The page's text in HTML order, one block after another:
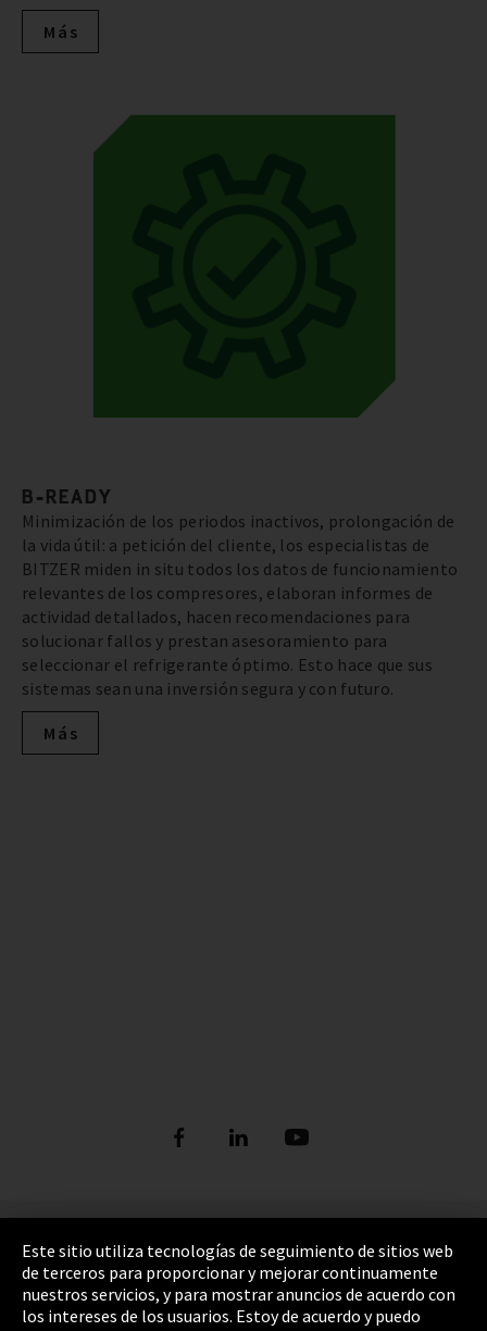
Más
B-READY
Minimización de los periodos inactivos, prolongación de
la vida útil: a petición del cliente, los especialistas de
BITZER miden in situ todos los datos de funcionamiento
relevantes de los compresores, elaboran informes de
actividad detallados, hacen recomendaciones para
solucionar fallos y prestan asesoramiento para
seleccionar el refrigerante óptimo. Esto hace que sus
sistemas sean una inversión segura y con futuro.
Más
Pie de imprenta
Política de privacidad
Cookie Settings
Este sitio utiliza tecnologías de seguimiento de sitios web
de terceros para proporcionar y mejorar continuamente
nuestros servicios, y para mostrar anuncios de acuerdo con
los intereses de los usuarios. Estoy de acuerdo y puedo